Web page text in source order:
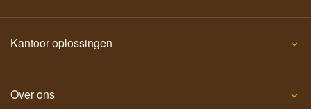
Kantoor oplossingen
Over ons